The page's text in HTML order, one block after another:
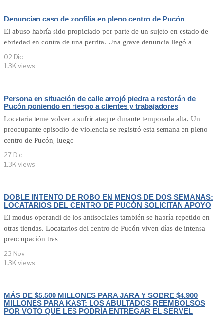
Denuncian caso de zoofilia en pleno centro de Pucón
El abuso habría sido propiciado por parte de un sujeto en estado de
ebriedad en contra de una perrita. Una grave denuncia llegó a
02 Dic
1.3K views
Persona en situación de calle arrojó piedra a restorán de
Pucón poniendo en riesgo a clientes y trabajadores
Locataria teme volver a sufrir ataque durante temporada alta. Un
preocupante episodio de violencia se registró esta semana en pleno
centro de Pucón, luego
27 Dic
1.3K views
DOBLE INTENTO DE ROBO EN MENOS DE DOS SEMANAS:
LOCATARIOS DEL CENTRO DE PUCÓN SOLICITAN APOYO
El modus operandi de los antisociales también se habría repetido en
otras tiendas. Locatarios del centro de Pucón viven días de intensa
preocupación tras
23 Nov
1.3K views
MÁS DE $5.500 MILLONES PARA JARA Y SOBRE $4.900
MILLONES PARA KAST: LOS ABULTADOS REEMBOLSOS
POR VOTO QUE LES PODRÍA ENTREGAR EL SERVEL